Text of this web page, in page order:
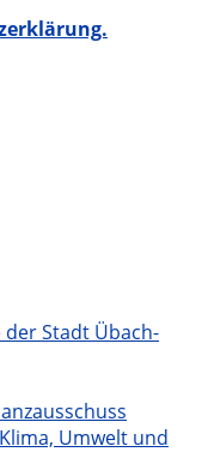
der Stadt Übach-
Umwelt und